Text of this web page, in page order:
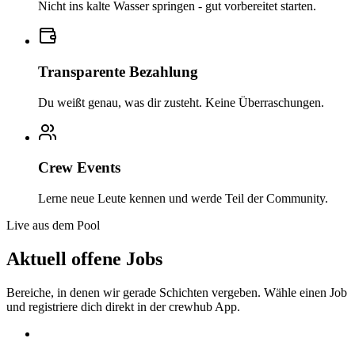
Nicht ins kalte Wasser springen - gut vorbereitet starten.
Transparente Bezahlung
Du weißt genau, was dir zusteht. Keine Überraschungen.
Crew Events
Lerne neue Leute kennen und werde Teil der Community.
Live aus dem Pool
Aktuell offene Jobs
Bereiche, in denen wir gerade Schichten vergeben. Wähle einen Job
und registriere dich direkt in der crewhub App.